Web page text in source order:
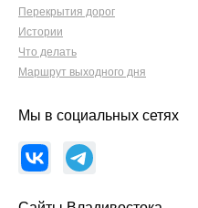
Перекрытия дорог
Истории
Что делать
Маршрут выходного дня
Мы в социальных сетях